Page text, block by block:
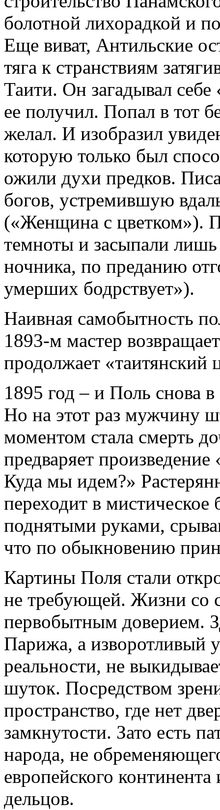
болотной лихорадкой и
Еще виват, Антильские
тяга к странствиям
Таити. Он загадывал
ее получил. Попал в тот
желал. И изобразил
которую только был
ожили духи предков.
богов, устремившую
(«Женщина с цветком»).
темноты и засыпали лишь
ночника, по преданию
умерших бодрствует»).
Наивная самобытность
1893-м мастер
продолжает «таитянский
1895 год – и Поль снова
Но на этот раз мужчину
моментом стала смерть
предваряет
Куда мы идем?»
переходит в
поднятыми руками,
что по обыкновению
Картины Поля стали
не требующей. Жизни со
первобытным доверием.
Парижа, а изворотливый
реальности, не
шуток. Посредством
пространство, где нет
замкнутости. Зато есть
народа, не
европейского
дельцов.